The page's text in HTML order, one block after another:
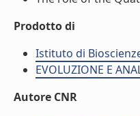
Prodotto di
Istituto di
EVOLUZIONE E
Autore CNR